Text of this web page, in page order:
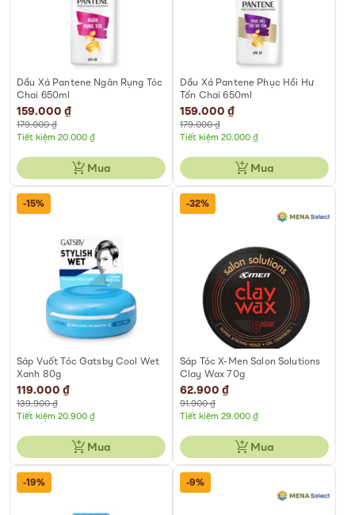
Dầu Xả Pantene Ngăn Rụng Tóc
Chai 650ml
Special
Price
159.000 ₫
179.000 ₫
Tiết kiệm 20.000 ₫
Mua
Dầu Xả Pantene Phục Hồi Hư
Tổn Chai 650ml
Special
Price
159.000 ₫
179.000 ₫
Tiết kiệm 20.000 ₫
Mua
-15%
Sáp Vuốt Tóc Gatsby Cool Wet
Xanh 80g
Special
Price
119.000 ₫
139.900 ₫
Tiết kiệm 20.900 ₫
Mua
-32%
Sáp Tóc X-Men Salon Solutions
Clay Wax 70g
Special
Price
62.900 ₫
91.900 ₫
Tiết kiệm 29.000 ₫
Mua
-19% -9%